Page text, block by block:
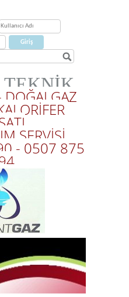
TEKNİK
DOĞALGAZ
SERVİSİ
- 0507 875